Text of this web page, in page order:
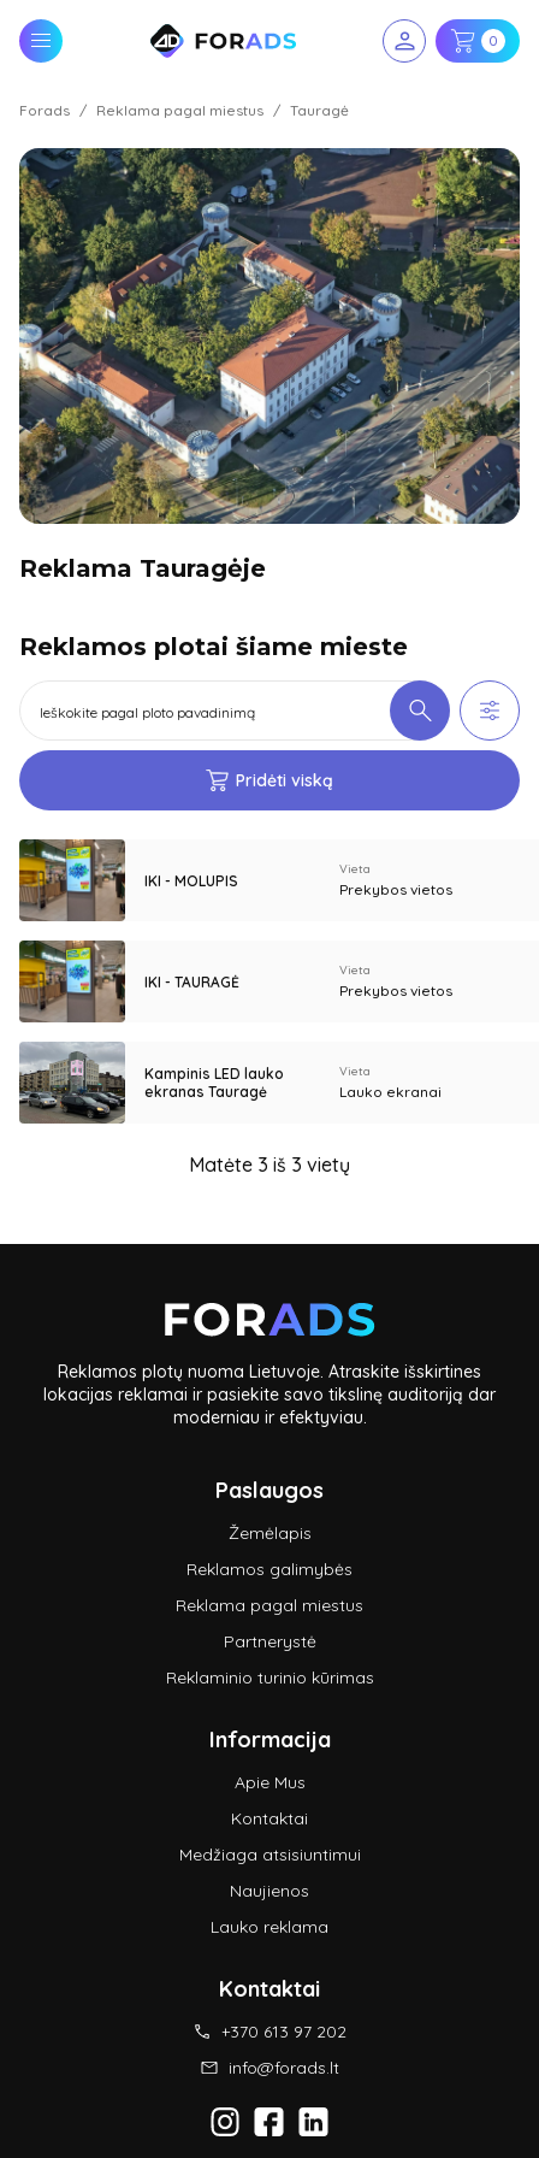
0
Forads Reklama pagal miestus Tauragė
Reklama Tauragėje
Reklamos plotai šiame mieste
Pridėti viską
IKI - MOLUPIS
Vieta
Prekybos vietos
IKI - TAURAGĖ
Vieta
Prekybos vietos
Kampinis LED lauko
ekranas Tauragė
Vieta
Lauko ekranai
Matėte 3 iš 3 vietų
Reklamos plotų nuoma Lietuvoje. Atraskite išskirtines
lokacijas reklamai ir pasiekite savo tikslinę auditoriją dar
moderniau ir efektyviau.
Paslaugos
Žemėlapis
Reklamos galimybės
Reklama pagal miestus
Partnerystė
Reklaminio turinio kūrimas
Informacija
Apie Mus
Kontaktai
Medžiaga atsisiuntimui
Naujienos
Lauko reklama
Kontaktai
+370 613 97 202
info@forads.lt